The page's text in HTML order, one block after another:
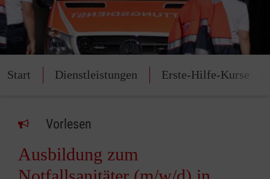
Start Dienstleistungen Erste-Hilfe-Kurse
Vorlesen
Ausbildung zum